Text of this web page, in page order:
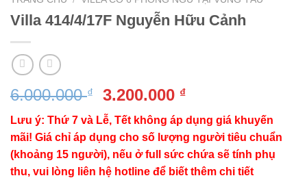
Villa 414/4/17F Nguyễn Hữu Cảnh
6.000.000₫
Giá
gốc
là:
6.000.000 ₫.
3.200.000 ₫Giá
tại
là:
3.200.000 ₫.
Lưu ý: Thứ 7 và Lễ, Tết không áp dụng giá khuyến
mãi! Giá chỉ áp dụng cho số lượng người tiêu chuẩn
(khoảng 15 người), nếu ở full sức chứa sẽ tính phụ
thu, vui lòng liên hệ hotline để biết thêm chi tiết